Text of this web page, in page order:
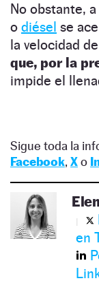
No obstante,
o diésel se
la velocidad
que, por la
impide el
Sigue toda la
Facebook, Xo
en